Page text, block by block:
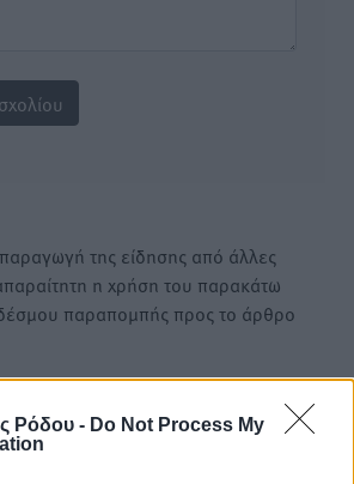
Ρόδου - Do Not Process My
της είδησης από άλλες
η χρήση του παρακάτω
παραπομπής προς το άρθρο